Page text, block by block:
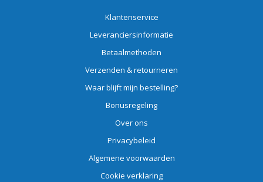
Klantenservice
Leveranciersinformatie
Betaalmethoden
Verzenden & retourneren
Waar blijft mijn bestelling?
Bonusregeling
Over ons
Privacybeleid
Algemene voorwaarden
Cookie verklaring